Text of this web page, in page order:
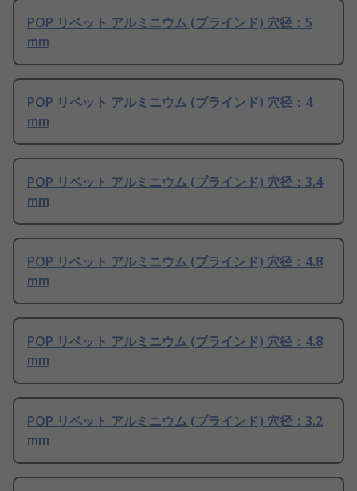
POP リベット アルミニウム (ブラインド) 穴径：5
mm
POP リベット アルミニウム (ブラインド) 穴径：4
mm
POP リベット アルミニウム (ブラインド) 穴径：3.4
mm
POP リベット アルミニウム (ブラインド) 穴径：4.8
mm
POP リベット アルミニウム (ブラインド) 穴径：4.8
mm
POP リベット アルミニウム (ブラインド) 穴径：3.2
mm